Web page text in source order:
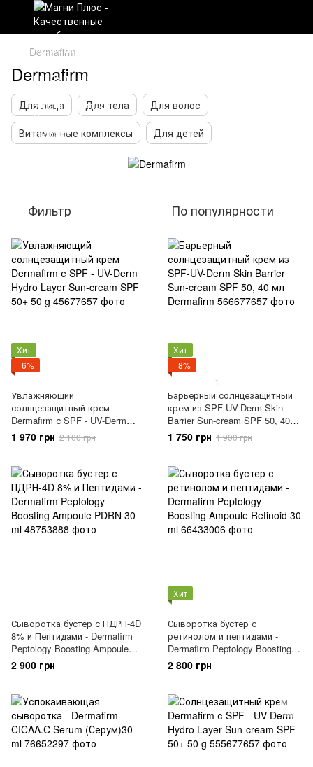
Dermafirm
Dermafirm
Для лица Для тела
Для волос
Витаминные комплексы
Для детей
Фильтр По популярности
Хит
−6%
Увлажняющий
солнцезащитный крем
Dermafirm с SPF - UV-Derm
Hydro Layer Sun-cream SPF
50+ 50 g
1 970 грн 2 100 грн
Хит
−8%
1
Барьерный солнцезащитный
крем из SPF-UV-Derm Skin
Barrier Sun-cream SPF 50, 40
мл Dermafirm
1 750 грн 1 900 грн
Сыворотка бустер с ПДРН-4D
8% и Пептидами - Dermafirm
Peptology Boosting Ampoule
PDRN 30 ml
2 900 грн
Хит
Сыворотка бустер с
ретинолом и пептидами -
Dermafirm Peptology Boosting
Ampoule Retinoid 30 ml
2 800 грн